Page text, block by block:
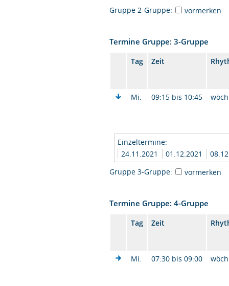
Gruppe 2-Gruppe: vormerken
Termine Gruppe: 3-Gruppe
Tag Zeit
Mi. 09:15 bis 10:45
Einzeltermine:
24.11.2021
01.12.2021
Gruppe 3-Gruppe:
vormerken
Termine Gruppe: 4-Gruppe
Tag Zeit
Mi. 07:30 bis 09:00